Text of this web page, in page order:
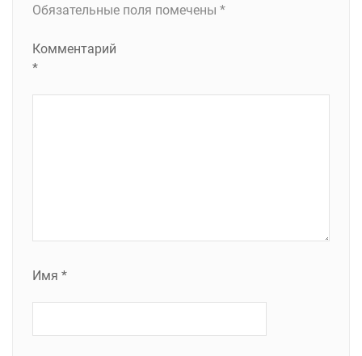
Обязательные поля помечены *
Комментарий
*
Имя *